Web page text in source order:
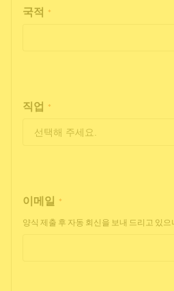
국적 *
직업 *
이메일 *
양식 제출 후 자동 회신을 보내 드리고 있